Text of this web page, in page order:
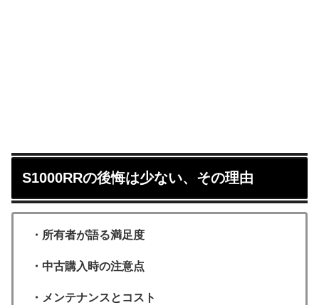
S1000RRの後悔は少ない、その理由
・所有者が語る満足度
・中古購入時の注意点
・メンテナンスとコスト